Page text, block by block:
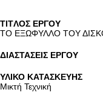
TITΛΟΣ ΕΡΓΟΥ
ΤΟ ΕΞΩΦΥΛΛΟ ΤΟΥ
ΔΙΑΣΤΑΣΕΙΣ ΕΡΓΟΥ
ΥΛΙΚΟ ΚΑΤΑΣΚΕΥΗΣ
Μικτή Τεχνική